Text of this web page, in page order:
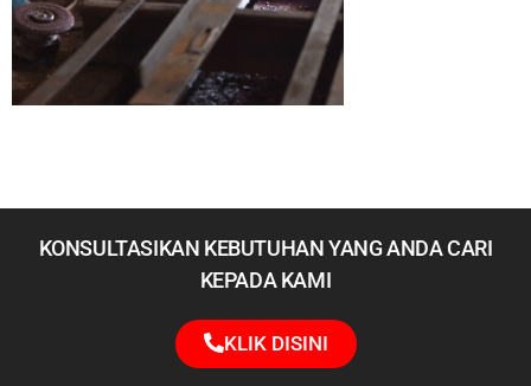
KONSULTASIKAN KEBUTUHAN YANG ANDA CARI
KEPADA KAMI
KLIK DISINI